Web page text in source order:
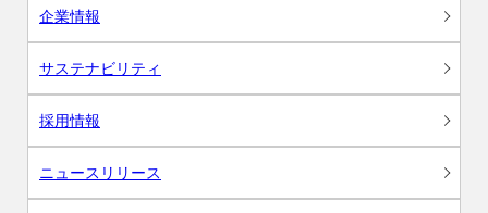
企業情報
サステナビリティ
採用情報
ニュースリリース